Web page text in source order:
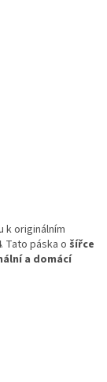
k originálním
. Tato páska o šířce
a domácí